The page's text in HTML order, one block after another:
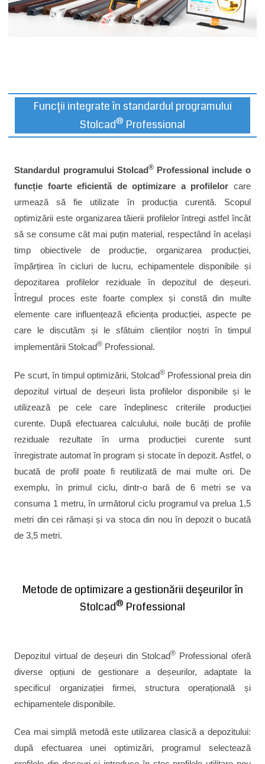
Funcții integrate în standardul programului
Stolcad® Professional
Standardul programului Stolcad®Professional include o
funcție foarte eficientă de optimizare a profilelor care
urmează să fie utilizate în producția curentă. Scopul
optimizării este organizarea tăierii profilelor întregi astfel încât
să se consume cât mai puțin material, respectând în același
timp obiectivele de producție, organizarea producției,
împărțirea în cicluri de lucru, echipamentele disponibile și
depozitarea profilelor reziduale în depozitul de deșeuri.
Întregul proces este foarte complex și constă din multe
elemente care influențează eficiența producției, aspecte pe
care le discutăm și le sfătuim clienților noștri în timpul
implementării Stolcad® Professional.
Pe scurt, în timpul optimizării, Stolcad® Professional preia din
depozitul virtual de deșeuri lista profilelor disponibile și le
utilizează pe cele care îndeplinesc criteriile producției
curente. După efectuarea calculului, noile bucăți de profile
reziduale rezultate în urma producției curente sunt
înregistrate automat în program și stocate în depozit. Astfel, o
bucată de profil poate fi reutilizată de mai multe ori. De
exemplu, în primul ciclu, dintr-o bară de 6 metri se va
consuma 1 metru, în următorul ciclu programul va prelua 1,5
metri din cei rămași și va stoca din nou în depozit o bucată
de 3,5 metri.
Metode de optimizare a gestionării deșeurilor în
Stolcad® Professional
Depozitul virtual de deșeuri din Stolcad®Professional oferă
diverse opțiuni de gestionare a deșeurilor, adaptate la
specificul organizației firmei, structura operațională și
echipamentele disponibile.
Cea mai simplă metodă este utilizarea clasică a depozitului:
după efectuarea unei optimizări, programul selectează